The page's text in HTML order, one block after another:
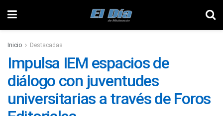
Inicio Destacadas
Impulsa IEM espacios de
diálogo con juventudes
universitarias a través de Foros